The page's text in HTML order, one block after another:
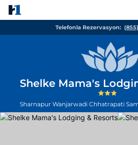
Telefonla Rezervasyon:
Shelke Mama's
Sharnapur Wanjarwadi Chhatrapati